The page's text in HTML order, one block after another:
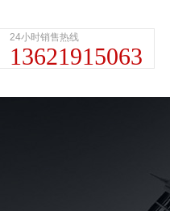
24小时销售热线
13621915063